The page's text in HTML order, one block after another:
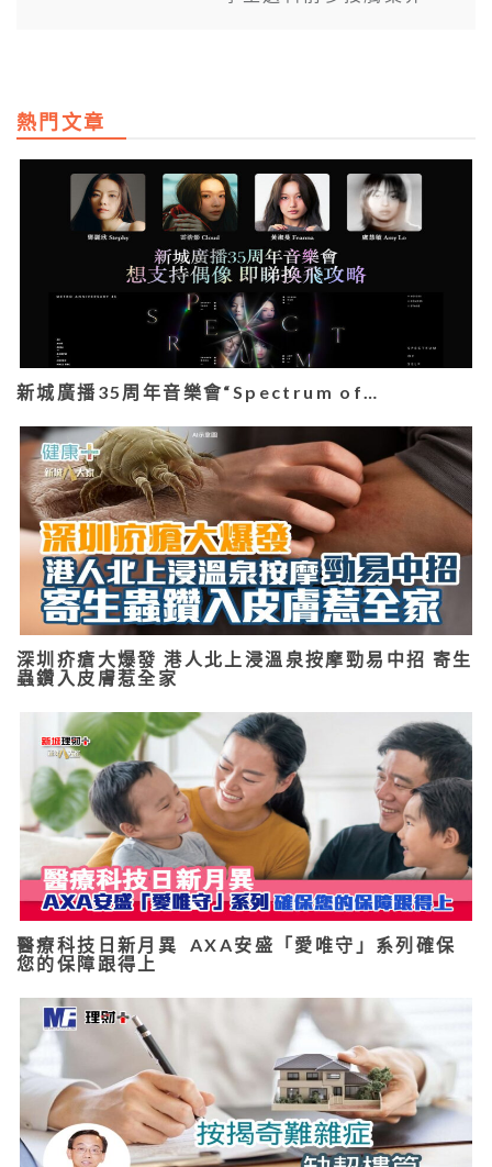
熱門文章
新城廣播35周年音樂會“Spectrum of…
深圳疥瘡大爆發 港人北上浸溫泉按摩勁易中招 寄生
蟲鑽入皮膚惹全家
醫療科技日新月異 AXA安盛「愛唯守」系列確保
您的保障跟得上